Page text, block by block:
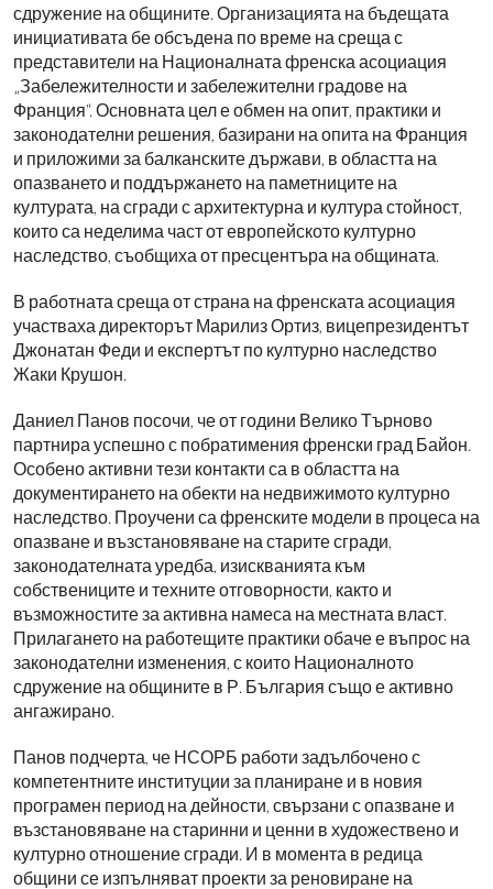
сдружение на общините. Организацията на бъдещата
инициативата бе обсъдена по време на среща с
представители на Националната френска асоциация
„Забележителности и забележителни градове на
Франция“. Основната цел е обмен на опит, практики и
законодателни решения, базирани на опита на Франция
и приложими за балканските държави, в областта на
опазването и поддържането на паметниците на
културата, на сгради с архитектурна и култура стойност,
които са неделима част от европейското културно
наследство, съобщиха от пресцентъра на общината.
В работната среща от страна на френската асоциация
участваха директорът Марилиз Ортиз, вицепрезидентът
Джонатан Феди и експертът по културно наследство
Жаки Крушон.
Даниел Панов посочи, че от години Велико Търново
партнира успешно с побратимения френски град Байон.
Особено активни тези контакти са в областта на
документирането на обекти на недвижимото културно
наследство. Проучени са френските модели в процеса на
опазване и възстановяване на старите сгради,
законодателната уредба, изискванията към
собствениците и техните отговорности, както и
възможностите за активна намеса на местната власт.
Прилагането на работещите практики обаче е въпрос на
законодателни изменения, с които Националното
сдружение на общините в Р. България също е активно
ангажирано.
Панов подчерта, че НСОРБ работи задълбочено с
компетентните институции за планиране и в новия
програмен период на дейности, свързани с опазване и
възстановяване на старинни и ценни в художествено и
културно отношение сгради. И в момента в редица
общини се изпълняват проекти за реновиране на